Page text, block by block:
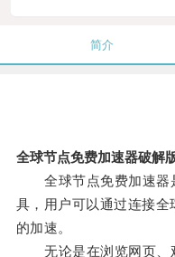
简介
全球节点免费加速器破解
全球节点免费加速器
具，用户可以通过连接
的加速。
无论是在浏览网页、